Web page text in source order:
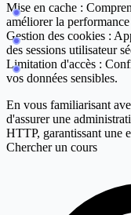
Mise en cache :
améliorer la
Gestion des cookies :
des sessions utilisateur
Limitation d'accès :
vos données sensibles.
En vous familiarisant
d'assurer une
HTTP, garantissant une
Chercher un cours